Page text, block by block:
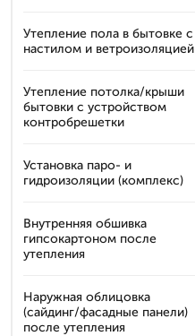
Утепление пола в бытовке с
настилом и ветроизоляцией
Утепление потолка/крыши
бытовки с устройством
контробрешетки
Установка паро- и
гидроизоляции (комплекс)
Внутренняя обшивка
гипсокартоном после
утепления
Наружная облицовка
(сайдинг/фасадные панели)
после утепления